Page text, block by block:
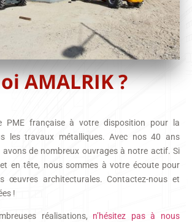
AMALRIK ?
PME française à votre disposition pour la
les travaux métalliques. Avec nos 40 ans
avons de nombreux ouvrages à notre actif. Si
en tête, nous sommes à votre écoute pour
œuvres architecturales. Contactez-nous et
!
réalisations, n’hésitez pas à nous